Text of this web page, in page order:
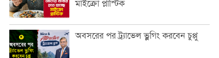
মাইক্রো প্লাস্টিক
অবসরের পর ট্র্যাভেল ভ্লগিং করবেন চুপ্পু